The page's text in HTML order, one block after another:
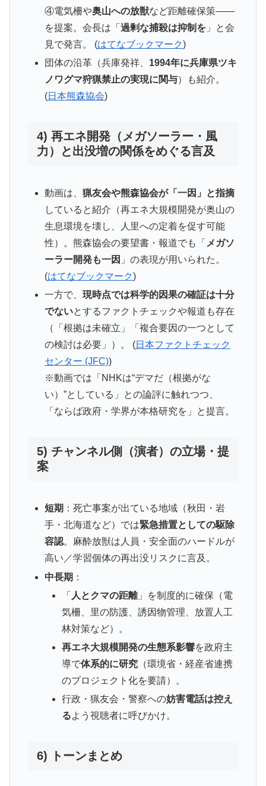
④電気柵や奥山への放獣など距離確保策――
を提案。会長は「 過剰な捕殺は抑制を 」と会
見で発言。 (はてなブックマーク)
団体の沿革（兵庫発祥、 1994年に兵庫県ツキ
ノワグマ狩猟禁止の実現に関与）も紹介。
(日本熊森協会)
4) 再エネ開発（メガソーラー・風
力）と出没増の関係をめぐる言及
動画は、 猟友会や熊森協会が「一因」と指摘
していると紹介（再エネ大規模開発が奥山の
生息環境を壊し、人里への定着を促す可能
性）。熊森協会の要望書・報道でも「 メガソ
ーラー開発も一因 」の表現が用いられた。
(はてなブックマーク)
一方で、 現時点では科学的因果の確証は十分
でないとするファクトチェックや報道も存在
（「根拠は未確立」「複合要因の一つとして
の検討は必要」）。 (日本ファクトチェック
センター (JFC))
※動画では「NHKは“デマだ（根拠がな
い）”としている」との論評に触れつつ、
「ならば政府・学界が本格研究を」と提言。
5) チャンネル側（演者）の立場・提
案
短期 ：死亡事案が出ている地域（秋田・岩
手・北海道など）では緊急措置としての駆除
容認。麻酔放獣は人員・安全面のハードルが
高い／学習個体の再出没リスクに言及。
中長期 ：
「 人とクマの距離」を制度的に確保（電
気柵、里の防護、誘因物管理、放置人工
林対策など）。
再エネ大規模開発の生態系影響を政府主
導で体系的に研究 （環境省・経産省連携
のプロジェクト化を要請）。
行政・猟友会・警察への妨害電話は控え
るよう視聴者に呼びかけ。
6) トーンまとめ